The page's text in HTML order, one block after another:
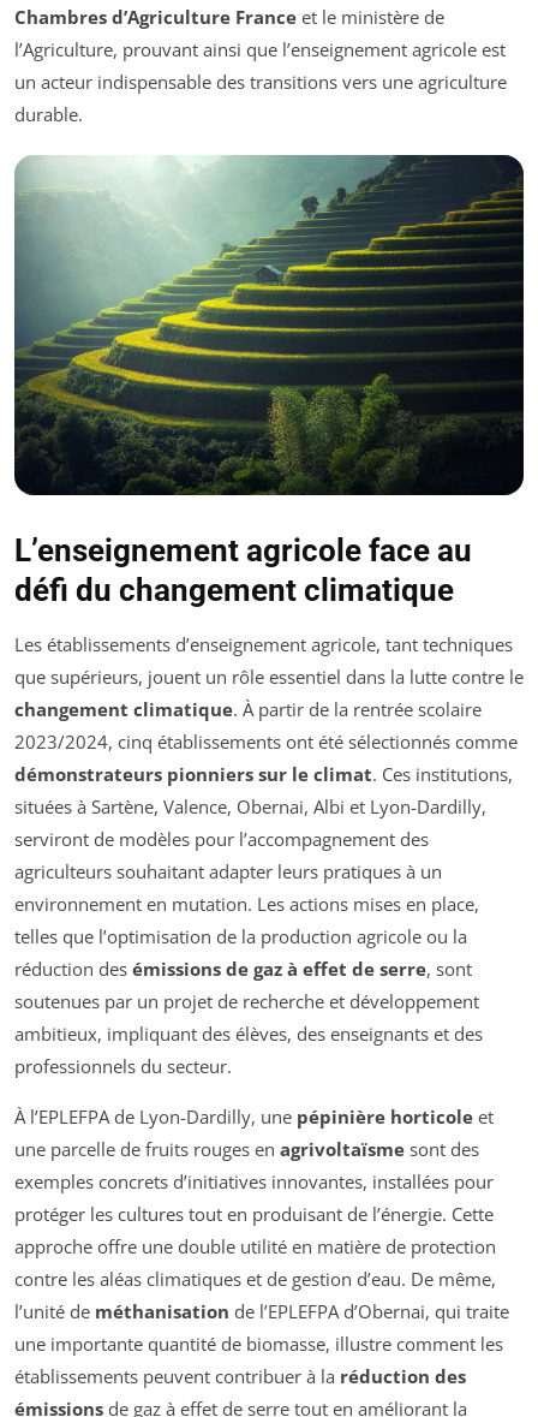
Chambres d’Agriculture France et le ministère de
l’Agriculture, prouvant ainsi que l’enseignement agricole est
un acteur indispensable des transitions vers une agriculture
durable.
L’enseignement agricole face au
défi du changement climatique
Les établissements d’enseignement agricole, tant techniques
que supérieurs, jouent un rôle essentiel dans la lutte contre le
changement climatique. À partir de la rentrée scolaire
2023/2024, cinq établissements ont été sélectionnés comme
démonstrateurs pionniers sur le climat. Ces institutions,
situées à Sartène, Valence, Obernai, Albi et Lyon-Dardilly,
serviront de modèles pour l’accompagnement des
agriculteurs souhaitant adapter leurs pratiques à un
environnement en mutation. Les actions mises en place,
telles que l’optimisation de la production agricole ou la
réduction des émissions de gaz à effet de serre, sont
soutenues par un projet de recherche et développement
ambitieux, impliquant des élèves, des enseignants et des
professionnels du secteur.
À l’EPLEFPA de Lyon-Dardilly, une pépinière horticole et
une parcelle de fruits rouges en agrivoltaïsme sont des
exemples concrets d’initiatives innovantes, installées pour
protéger les cultures tout en produisant de l’énergie. Cette
approche offre une double utilité en matière de protection
contre les aléas climatiques et de gestion d’eau. De même,
l’unité de méthanisation de l’EPLEFPA d’Obernai, qui traite
une importante quantité de biomasse, illustre comment les
établissements peuvent contribuer à la réduction des
émissions de gaz à effet de serre tout en améliorant la